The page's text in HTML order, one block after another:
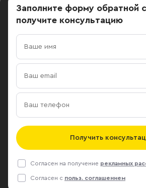
Заполните форму обратной
получите консультацию
Получить
Согласен на получение рекламных
Согласен с польз. соглашением